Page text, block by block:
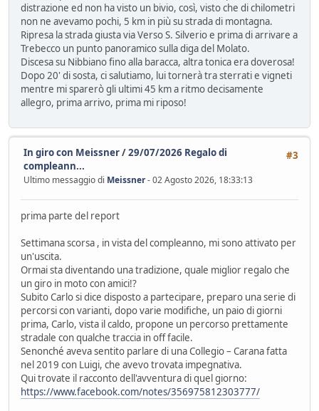
distrazione ed non ha visto un bivio, così, visto che di chilometri
non ne avevamo pochi, 5 km in più su strada di montagna.
Ripresa la strada giusta via Verso S. Silverio e prima di arrivare a
Trebecco un punto panoramico sulla diga del Molato.
Discesa su Nibbiano fino alla baracca, altra tonica era doverosa!
Dopo 20' di sosta, ci salutiamo, lui tornerà tra sterrati e vigneti
mentre mi sparerò gli ultimi 45 km a ritmo decisamente
allegro, prima arrivo, prima mi riposo!
#3
In giro con Meissner/29/07/2026 Regalo di
compleann...
Ultimo messaggio di Meissner- 02 Agosto 2026, 18:33:13
prima parte del report
Settimana scorsa , in vista del compleanno, mi sono attivato per
un'uscita.
Ormai sta diventando una tradizione, quale miglior regalo che
un giro in moto con amici!?
Subito Carlo si dice disposto a partecipare, preparo una serie di
percorsi con varianti, dopo varie modifiche, un paio di giorni
prima, Carlo, vista il caldo, propone un percorso prettamente
stradale con qualche traccia in off facile.
Senonché aveva sentito parlare di una Collegio – Carana fatta
nel 2019 con Luigi, che avevo trovata impegnativa.
Qui trovate il racconto dell'avventura di quel giorno:
https://www.facebook.com/notes/356975812303777/